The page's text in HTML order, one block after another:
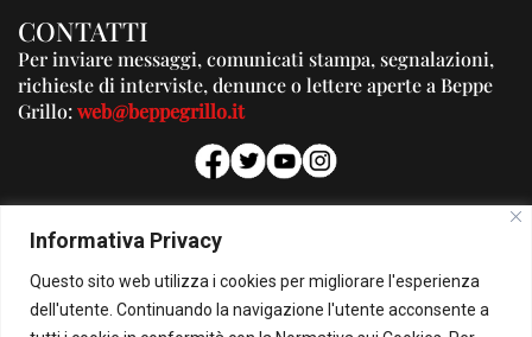
Informativa Privacy
Questo sito web utilizza i cookies per migliorare l'esperienza
dell'utente. Continuando la navigazione l'utente acconsente a
CONTATTI
Per inviare messaggi, comunicati stampa, segnalazioni,
richieste di interviste, denunce o lettere aperte a Beppe
Grillo:web@beppegrillo.it
PUBBLICITA'
Per la tua pubblicità su questo Blog:
pubblicita@beppegrillo.it